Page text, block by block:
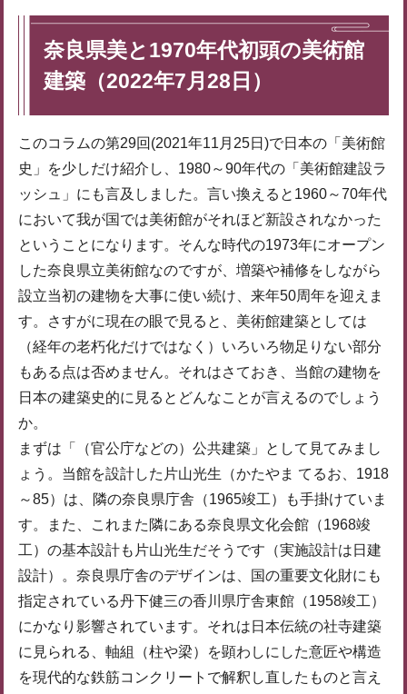
奈良県美と1970年代初頭の美術館
建築（2022年7月28日）
このコラムの第29回(2021年11月25日)で日本の「美術館
史」を少しだけ紹介し、1980～90年代の「美術館建設ラ
ッシュ」にも言及しました。言い換えると1960～70年代
において我が国では美術館がそれほど新設されなかった
ということになります。そんな時代の1973年にオープン
した奈良県立美術館なのですが、増築や補修をしながら
設立当初の建物を大事に使い続け、来年50周年を迎えま
す。さすがに現在の眼で見ると、美術館建築としては
（経年の老朽化だけではなく）いろいろ物足りない部分
もある点は否めません。それはさておき、当館の建物を
日本の建築史的に見るとどんなことが言えるのでしょう
か。
まずは「（官公庁などの）公共建築」として見てみまし
ょう。当館を設計した片山光生（かたやま てるお、1918
～85）は、隣の奈良県庁舎（1965竣工）も手掛けていま
す。また、これまた隣にある奈良県文化会館（1968竣
工）の基本設計も片山光生だそうです（実施設計は日建
設計）。奈良県庁舎のデザインは、国の重要文化財にも
指定されている丹下健三の香川県庁舎東館（1958竣工）
にかなり影響されています。それは日本伝統の社寺建築
に見られる、軸組（柱や梁）を顕わしにした意匠や構造
を現代的な鉄筋コンクリートで解釈し直したものと言え